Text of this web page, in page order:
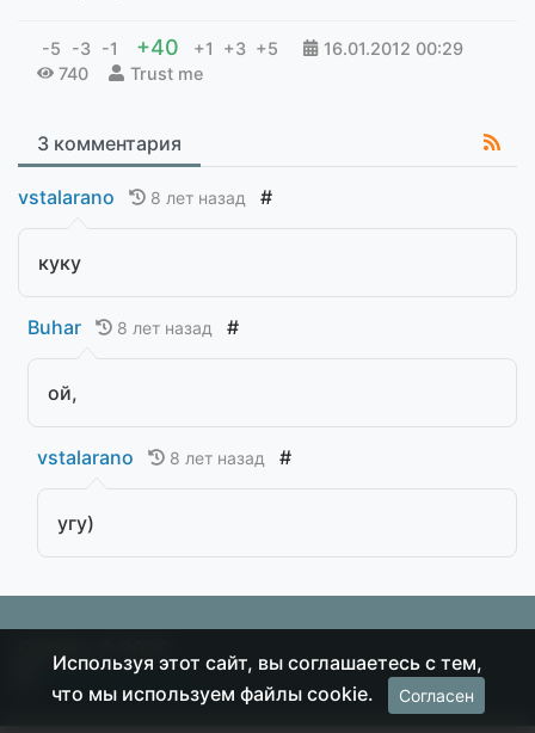
-5 -3 -1 +40 +1 +3 +5 16.01.2012 00:29
740
Trust me
3 комментария
vstalarano 8 лет назад #
куку
Buhar 8 лет назад #
ой,
vstalarano 8 лет назад #
угу)
Используя этот сайт, вы соглашаетесь с тем,
что мы используем файлы cookie.
Согласен